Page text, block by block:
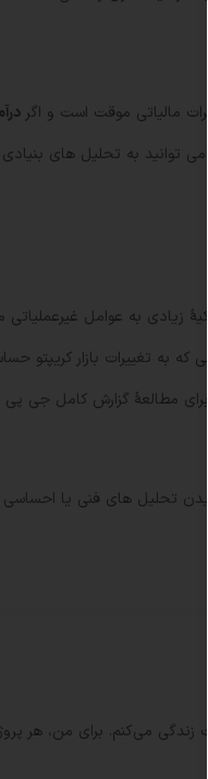
مالیاتی موقت است و اگر
توانید به تحلیل های بنیادی
به عوامل غیرعملیاتی
به تغییرات بازار کریپتو
مطالعهٔ گزارش کامل جی پی
تحلیل های فنی یا
زندگی می‌کنم. برای من، هر